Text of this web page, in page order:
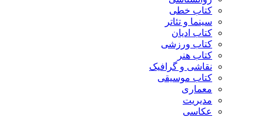
کتاب خطی
سینما و تئاتر
کتاب ادیان
کتاب ورزشی
کتاب هنر
نقاشی و گرافیک
کتاب موسیقی
معماری
مدیریت
عکاسی